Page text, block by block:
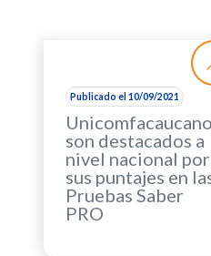
Publicado el 10/09/2021
son destacados a
nivel nacional por
sus puntajes en
Pruebas Saber
PRO